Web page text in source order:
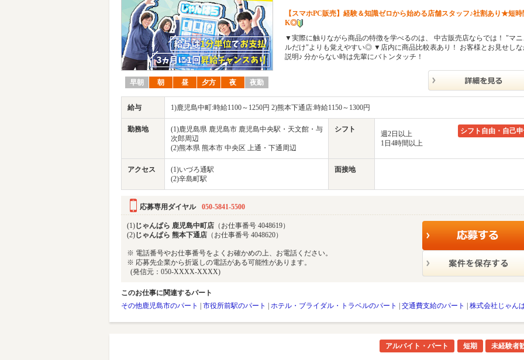
早朝 朝 昼 夕方 夜 夜勤
【スマホPC販売】経験＆知識ゼロから始める店舗スタッフ♪社割あり★短時
K◎
▼実際に触りながら商品の特徴を学べるのは、 中古販売店ならでは！ "マニ
ルだけ"よりも覚えやすい◎ ▼店内に商品比較表あり！ お客様とお見せしな
説明♪ 分からない時は先輩にバトンタッチ！
給与 1)鹿児島中町:時給1100～1250円 2)熊本下通店:時給1150～1300円
勤務地
(1)鹿児島県 鹿児島市 鹿児島中央駅・天文館・与
次郎周辺
(2)熊本県 熊本市 中央区 上通・下通周辺
シフト
週2日以上
1日4時間以上
シフト自由・自己
アクセス
(1)いづろ通駅
(2)辛島町駅
面接地
応募専用ダイヤル 050-5841-5500
(1)じゃんぱら 鹿児島中町店 （お仕事番号 4048619）
(2)じゃんぱら 熊本下通店 （お仕事番号 4048620）
※ 電話番号やお仕事番号をよくお確かめの上、お電話ください。
※ 応募先企業から折返しの電話がある可能性があります。
(発信元：050-XXXX-XXXX)
このお仕事に関連するパート
その他鹿児島市のパート
市役所前駅のパート ホテル・ブライダル・トラベルのパート 交通費支給のパート 株式会社じゃん
アルバイト・パート 短期 未経験者